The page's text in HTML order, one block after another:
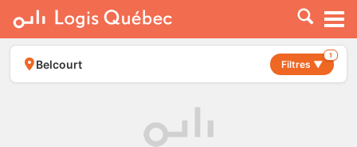
À LOUER
À VENDRE
PLACER UNE ANNONCE
Belcourt Filtres ▼
1